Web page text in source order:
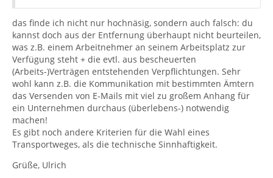
das finde ich nicht nur hochnäsig, sondern auch falsch: du
kannst doch aus der Entfernung überhaupt nicht beurteilen,
was z.B. einem Arbeitnehmer an seinem Arbeitsplatz zur
Verfügung steht + die evtl. aus bescheuerten
(Arbeits-)Verträgen entstehenden Verpflichtungen. Sehr
wohl kann z.B. die Kommunikation mit bestimmten Ämtern
das Versenden von E-Mails mit viel zu großem Anhang für
ein Unternehmen durchaus (überlebens-) notwendig
machen!
Es gibt noch andere Kriterien für die Wahl eines
Transportweges, als die technische Sinnhaftigkeit.
Grüße, Ulrich